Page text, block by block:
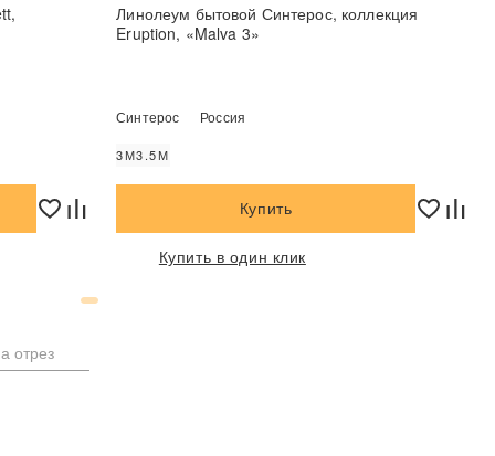
Линолеум бытовой Синтерос, коллекция
Eruption, «Malva 3»
Синтерос Россия
3М3.5М
Купить
Купить в один клик
отрез